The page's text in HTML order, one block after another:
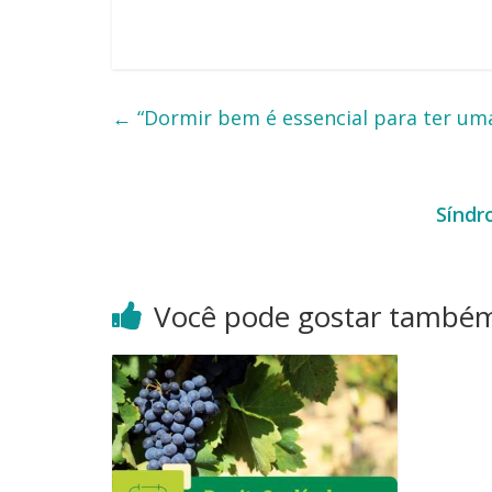
← “Dormir bem é essencial para ter
Você pode gostar